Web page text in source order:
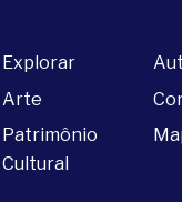
Explorar
Arte
Patrimônio
Cultural